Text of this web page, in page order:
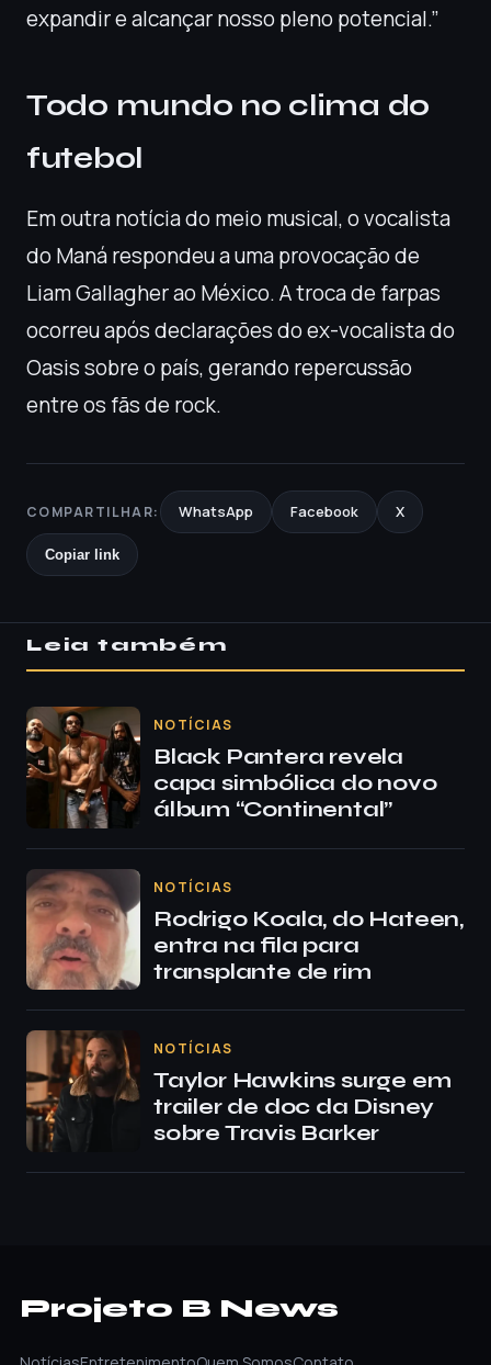
expandir e alcançar nosso pleno potencial.”
Todo mundo no clima do
futebol
Em outra notícia do meio musical, o vocalista
do Maná respondeu a uma provocação de
Liam Gallagher ao México. A troca de farpas
ocorreu após declarações do ex-vocalista do
Oasis sobre o país, gerando repercussão
entre os fãs de rock.
COMPARTILHAR: WhatsApp Facebook X
Copiar link
Leia também
NOTÍCIAS
Black Pantera revela
capa simbólica do novo
álbum “Continental”
NOTÍCIAS
Rodrigo Koala, do Hateen,
entra na fila para
transplante de rim
NOTÍCIAS
Taylor Hawkins surge em
trailer de doc da Disney
sobre Travis Barker
Projeto B News